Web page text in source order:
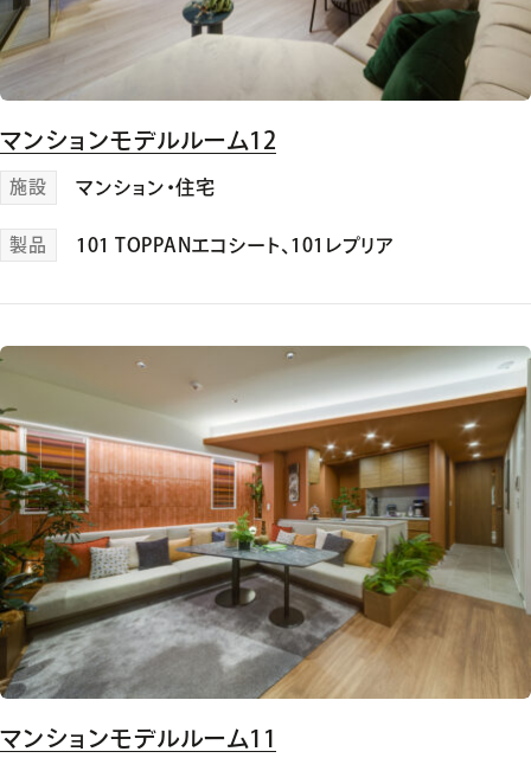
マンションモデルルーム12
施設 マンション・住宅
製品 101 TOPPANエコシート、 101レプリア
マンションモデルルーム11